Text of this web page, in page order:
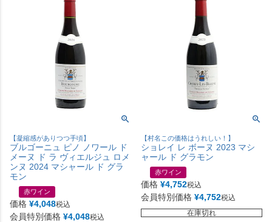
【凝縮感がありつつ手頃】
ブルゴーニュ ピノ ノワール ド
メーヌ ド ラ ヴィエルジュ ロメ
ンヌ 2024 マシャール ド グラ
モン
赤ワイン
価格 ¥4,048税込
会員特別価格 ¥4,048税込
【村名この価格はうれしい！】
ショレイ レ ボーヌ 2023 マシ
ャール ド グラモン
赤ワイン
価格 ¥4,752税込
会員特別価格 ¥4,752税込
在庫切れ